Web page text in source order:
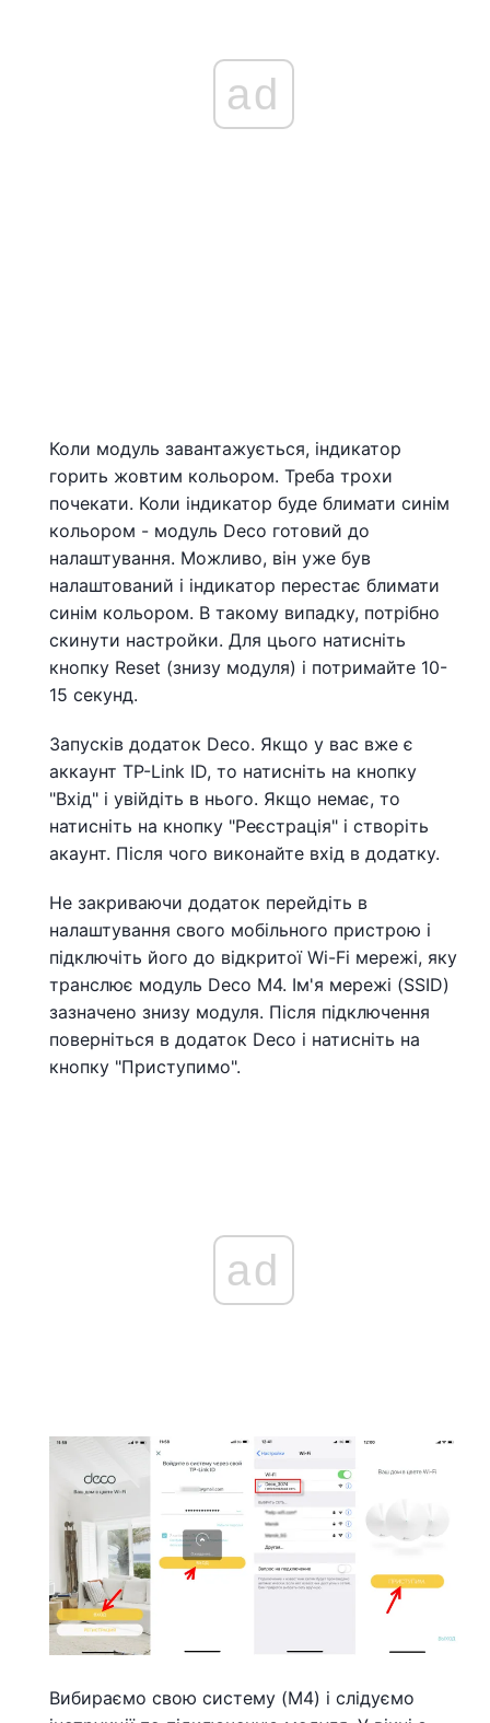
ad
Коли модуль завантажується, індикатор
горить жовтим кольором. Треба трохи
почекати. Коли індикатор буде блимати синім
кольором - модуль Deco готовий до
налаштування. Можливо, він уже був
налаштований і індикатор перестає блимати
синім кольором. В такому випадку, потрібно
скинути настройки. Для цього натисніть
кнопку Reset (знизу модуля) і потримайте 10-
15 секунд.
Запусків додаток Deco. Якщо у вас вже є
аккаунт TP-Link ID, то натисніть на кнопку
"Вхід" і увійдіть в нього. Якщо немає, то
натисніть на кнопку "Реєстрація" і створіть
акаунт. Після чого виконайте вхід в додатку.
Не закриваючи додаток перейдіть в
налаштування свого мобільного пристрою і
підключіть його до відкритої Wi-Fi мережі, яку
транслює модуль Deco M4. Ім'я мережі (SSID)
зазначено знизу модуля. Після підключення
поверніться в додаток Deco і натисніть на
кнопку "Приступимо".
ad
Вибираємо свою систему (M4) і слідуємо